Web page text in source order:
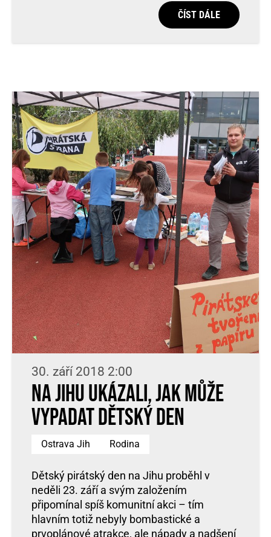
ČÍST DÁLE
30. září 2018 2:00
Na Jihu ukázali, jak může
vypadat dětský den
Ostrava Jih Rodina
Dětský pirátský den na Jihu proběhl v
neděli 23. září a svým založením
připomínal spíš komunitní akci – tím
hlavním totiž nebyly bombastické a
prvoplánové atrakce, ale nápady a nadšení